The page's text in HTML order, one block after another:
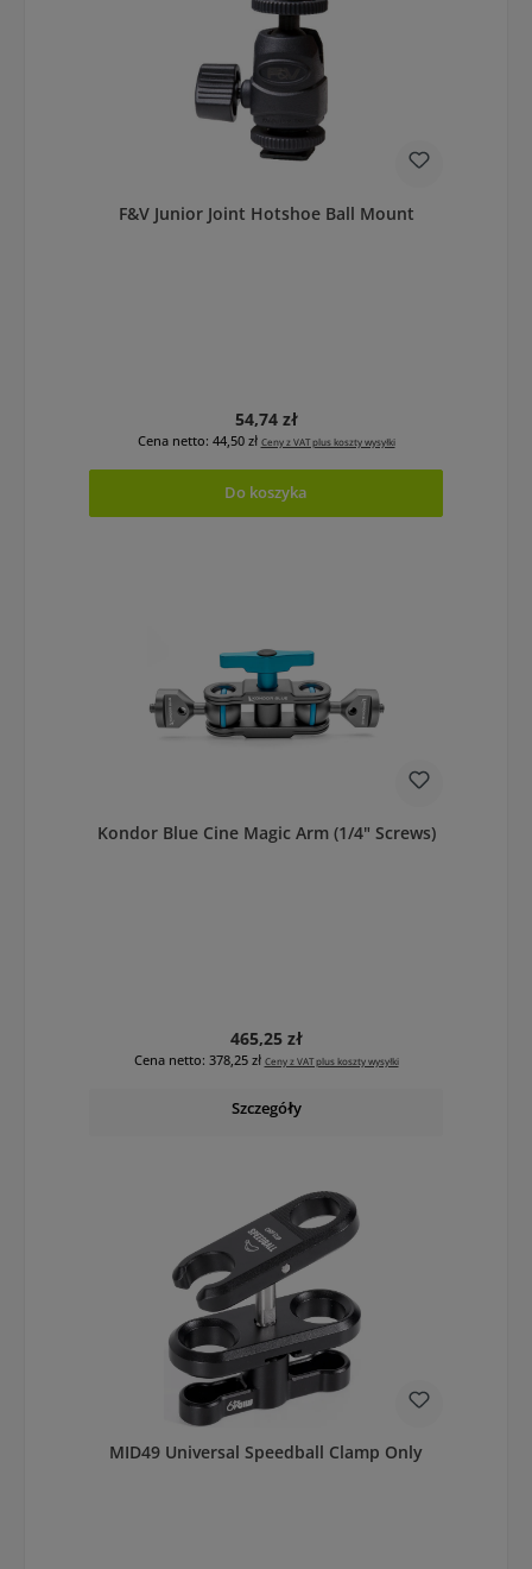
F&V Junior Joint Hotshoe Ball Mount
Cena regularna:
54,74 zł
Cena netto: 44,50 zł Ceny z VAT plus koszty wysyłki
Do koszyka
Kondor Blue Cine Magic Arm (1/4" Screws)
Cena regularna:
465,25 zł
Cena netto: 378,25 zł Ceny z VAT plus koszty wysyłki
Szczegóły
MID49 Universal Speedball Clamp Only